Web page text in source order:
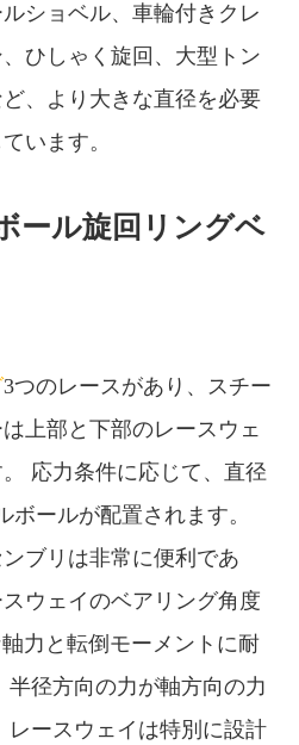
ショベル、車輪付きクレ
ひしゃく旋回、大型トン
、より大きな直径を必要
います。
ール旋回リングベ
3つのレースがあり、スチー
上部と下部のレースウェ
応力条件に応じて、直径
ボールが配置されます。
ブリは非常に便利であ
ウェイのベアリング角度
力と転倒モーメントに耐
半径方向の力が軸方向の力
レースウェイは特別に設計